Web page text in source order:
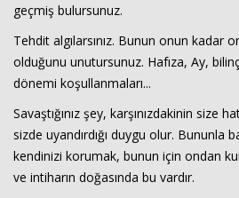
geçmiş bulursunuz.
Tehdit algılarsınız. Bunun onun kadar
olduğunu unutursunuz. Hafıza, Ay,
dönemi koşullanmaları...
Savaştığınız şey, karşınızdakinin size
sizde uyandırdığı duygu olur. Bununla
kendinizi korumak, bunun için ondan
ve intiharın doğasında bu vardır.